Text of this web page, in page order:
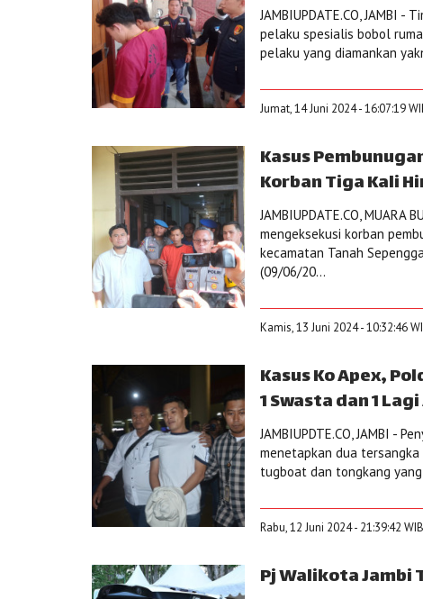
JAMBIUPDATE.CO, JAMBI
pelaku spesialis bobol
pelaku yang diamankan
Jumat, 14 Juni 2024 - 16:07:19
Kasus
Korban Tiga Kali
JAMBIUPDATE.CO,
mengeksekusi korban
kecamatan Tanah
(09/06/20...
Kamis, 13 Juni 2024 - 10:32:46
Kasus Ko Apex,
1 Swasta dan 1
JAMBIUPDTE.CO, JAMBI -
menetapkan dua
tugboat dan tongkang
Rabu, 12 Juni 2024 - 21:39:42 WIB
Pj Walikota Jambi